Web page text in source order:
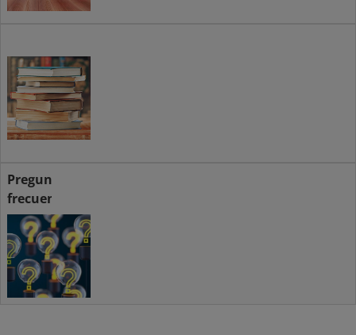
Preguntas
frecuentes